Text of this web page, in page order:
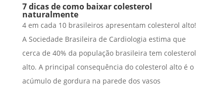
7 dicas de como baixar colesterol
naturalmente
4 em cada 10 brasileiros apresentam colesterol alto!
A Sociedade Brasileira de Cardiologia estima que
cerca de 40% da população brasileira tem colesterol
alto. A principal consequência do colesterol alto é o
acúmulo de gordura na parede dos vasos